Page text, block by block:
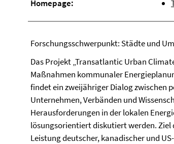
Homepage:
Forschungsschwerpunkt: Städte und
Das Projekt „Transatlantic Urban
Maßnahmen kommunaler
findet ein zweijähriger Dialog zwischen
Unternehmen, Verbänden und
Herausforderungen in der lokalen
lösungsorientiert diskutiert werden. Ziel
Leistung deutscher, kanadischer und